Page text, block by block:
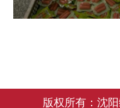
版权所有：沈